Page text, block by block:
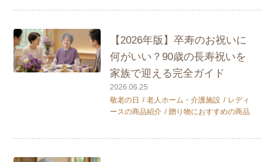
【2026年版】卒寿のお祝いに
何がいい？90歳の長寿祝いを
家族で迎える完全ガイド
2026.06.25
敬老の日
老人ホーム・介護施設
レディ
ースの商品紹介
贈り物におすすめの商品